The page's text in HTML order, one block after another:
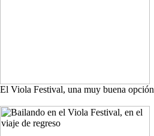
El Viola Festival, una muy buena opción